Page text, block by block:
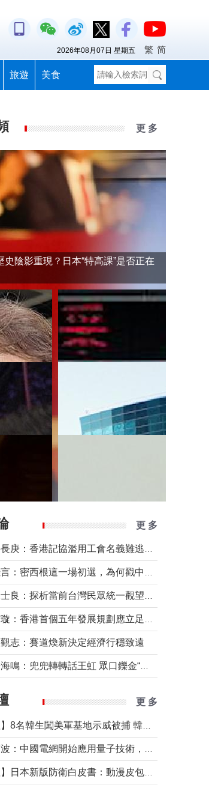
旅遊 美食
2026年08月07日 星期五 繁 简
更 多
史陰影重現？日本“特高課”是否正在
更 多
觀志：賽道煥新決定經濟行穩致遠
更 多